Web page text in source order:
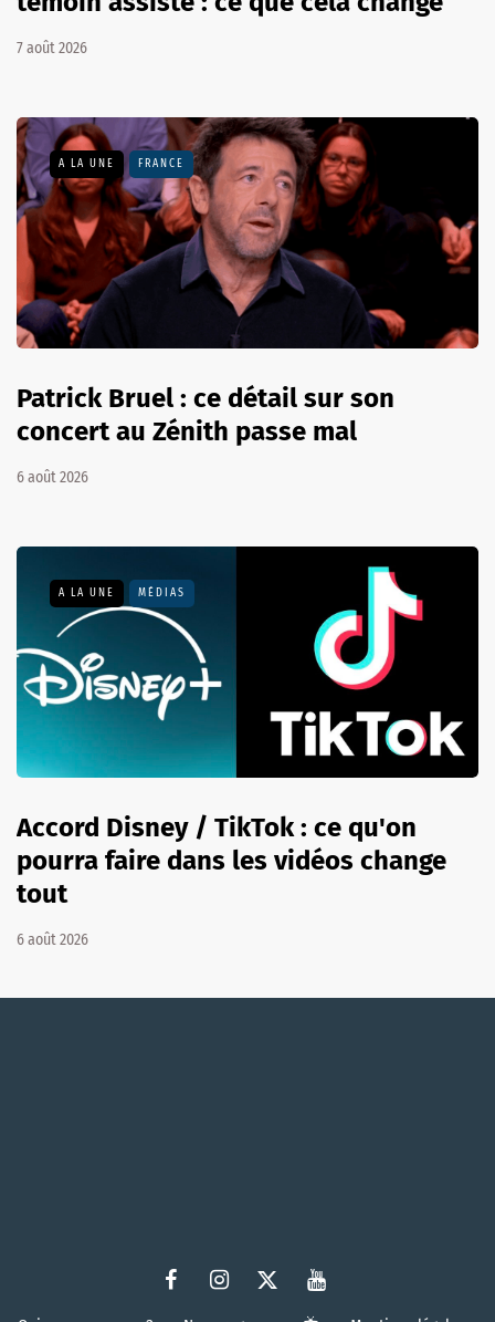
7 août 2026
A LA UNE FRANCE
Patrick Bruel : ce détail sur son
concert au Zénith passe mal
6 août 2026
A LA UNE MÉDIAS
Accord Disney / TikTok : ce qu'on
pourra faire dans les vidéos change
tout
6 août 2026